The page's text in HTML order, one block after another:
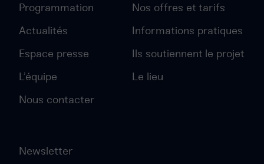
Programmation Nos offres et tarifs
Actualités Informations pratiques
Espace presse Ils soutiennent le projet
L’équipe Le lieu
Nous contacter
Newsletter